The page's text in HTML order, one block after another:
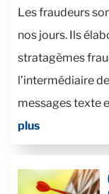
Les fraudeurs
nos jours. Ils
stratagèmes
l’intermédiaire
messages texte
plus